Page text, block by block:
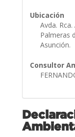
Ubicación
Avda.
Palmeras
Asunción.
Consultor